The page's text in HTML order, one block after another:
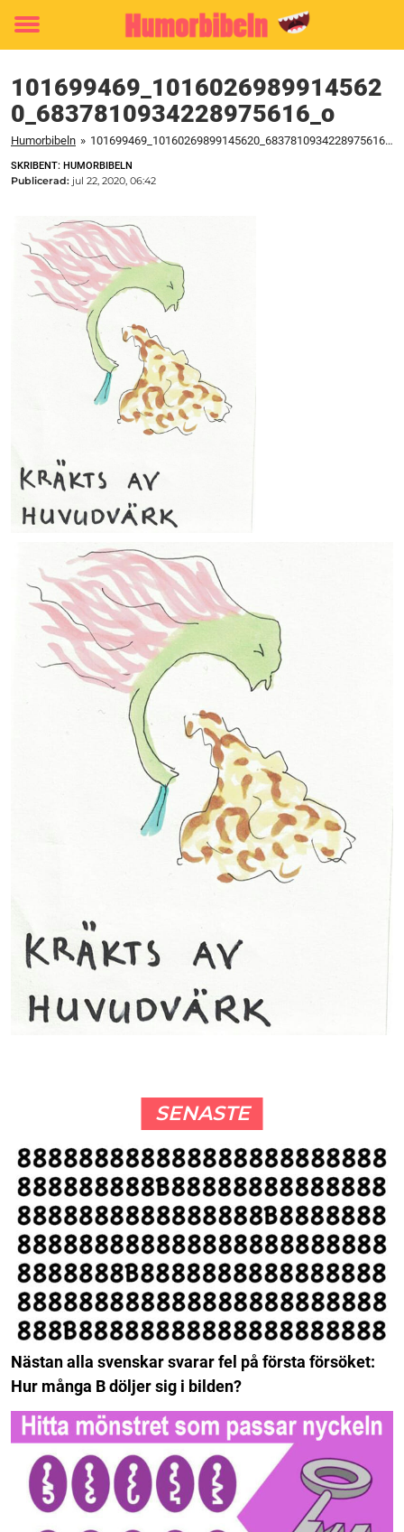
Toggle
101699469_1016026989914562
0_6837810934228975616_o
Humorbibeln » 101699469_10160269899145620_6837810934228975616_o
SKRIBENT: HUMORBIBELN
Publicerad: jul 22, 2020, 06:42
SENASTE
Nästan alla svenskar svarar fel på första försöket:
Hur många B döljer sig i bilden?